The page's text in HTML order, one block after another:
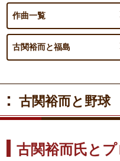
作曲一覧
古関裕而と福島
: 古関裕而と野球
古関裕而氏と